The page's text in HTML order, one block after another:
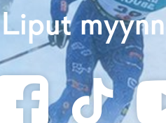
Liput